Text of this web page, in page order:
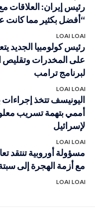
رئيس إيران: العلاقات
“أفضل بكثير مما كانت
LOAI LOAI
رئيس كولومبيا الجديد
على المخدرات وتقليص
لبرنامج ترامب
LOAI LOAI
اليونيسف تتخذ
أممي بتهمة تسريب
لإسرائيل
LOAI LOAI
مسؤولة أوروبية تنتقد
مع أزمة الهجرة إلى
LOAI LOAI